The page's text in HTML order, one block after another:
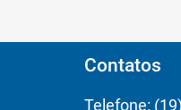
Contatos
Telefone: